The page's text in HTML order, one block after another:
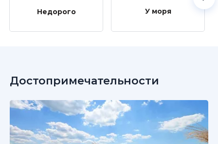
Недорого У моря
Достопримечательности